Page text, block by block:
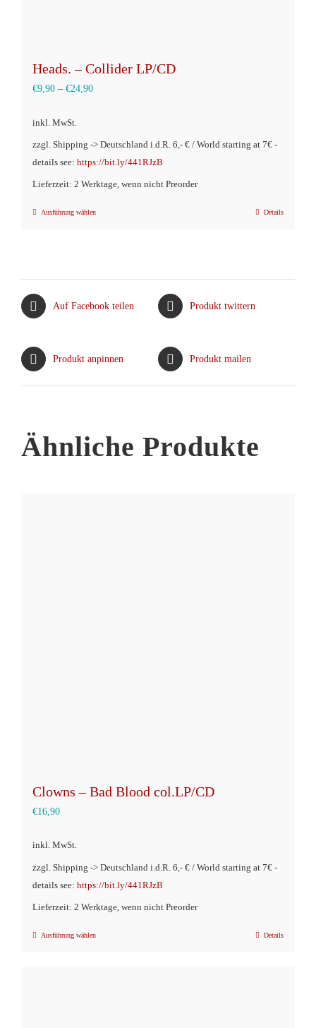
Heads. – Collider LP/CD
€9,90 – €24,90
inkl. MwSt.
zzgl. Shipping -> Deutschland i.d.R. 6,- € / World starting at 7€ -
details see: https://bit.ly/441RJzB
Lieferzeit: 2 Werktage, wenn nicht Preorder
Ausführung wählenDieses
Optionen
gewählt
Details
Auf Facebook teilen Produkt twittern
Produkt anpinnen Produkt mailen
Ähnliche Produkte
Clowns – Bad Blood col.LP/CD
€16,90
inkl. MwSt.
zzgl. Shipping -> Deutschland i.d.R. 6,- € / World starting at 7€ -
details see: https://bit.ly/441RJzB
Lieferzeit: 2 Werktage, wenn nicht Preorder
Ausführung wählenDieses
Details